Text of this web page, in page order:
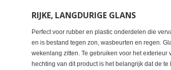
RIJKE, LANGDURIGE GLANS
Perfect voor rubber en plastic onderdelen die
en is bestand tegen zon, wasbeurten en regen.
wekenlang zitten. Te gebruiken voor het exterieur
hechting van dit product is het belangrijk dat de